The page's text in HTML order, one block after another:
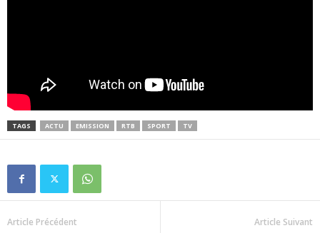
TAGS ACTU EMISSION RTB SPORT TV
Article Précédent Article Suivant